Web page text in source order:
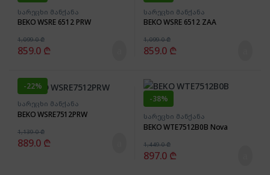
სარეცხი მანქანა
BEKO WSRE 6512 PRW
859.0 ₾
1,099.0₾
სარეცხი მანქანა
BEKO WSRE 6512 ZAA
859.0 ₾
1,099.0₾
-22%
სარეცხი მანქანა
BEKO WSRE7512PRW
889.0 ₾
1,139.0₾
-38%
სარეცხი მანქანა
BEKO WTE7512B0B Nova
897.0 ₾
1,449.0₾